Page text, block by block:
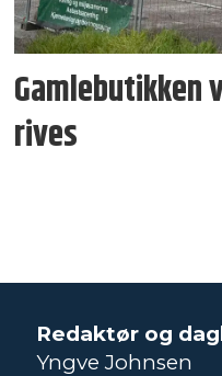
Gamlebutikken
rives
Redaktør og
Yngve Johnsen